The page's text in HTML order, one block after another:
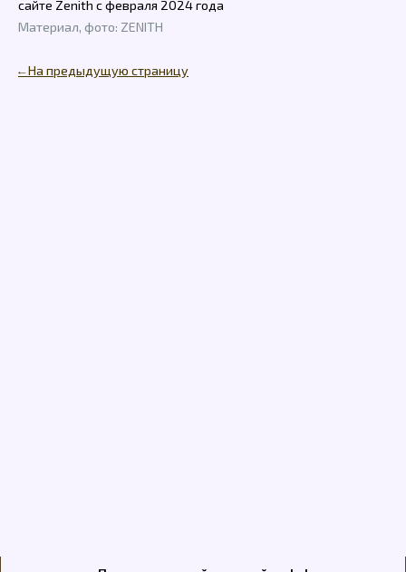
сайте Zenith с февраля 2024 года
Материал, фото: ZENITH
← На предыдущую страницу